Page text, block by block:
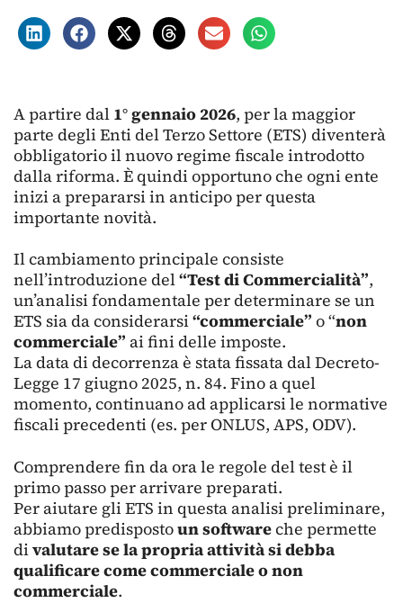
A partire dal 1° gennaio 2026, per la maggior
parte degli Enti del Terzo Settore (ETS) diventerà
obbligatorio il nuovo regime fiscale introdotto
dalla riforma. È quindi opportuno che ogni ente
inizi a prepararsi in anticipo per questa
importante novità.
Il cambiamento principale consiste
nell’introduzione del“Test di Commercialità”,
un’analisi fondamentale per determinare se un
ETS sia da considerarsi“commerciale” o “non
commerciale” ai fini delle imposte.
La data di decorrenza è stata fissata dal Decreto-
Legge 17 giugno 2025, n. 84. Fino a quel
momento, continuano ad applicarsi le normative
fiscali precedenti (es. per ONLUS, APS, ODV).
Comprendere fin da ora le regole del test è il
primo passo per arrivare preparati.
Per aiutare gli ETS in questa analisi preliminare,
abbiamo predispostoun softwareche permette
divalutare se la propria attività si debba
qualificare come commerciale o non
commerciale.